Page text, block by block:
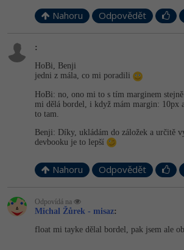
Nahoru Odpovědět
:
HoBi, Benji
jedni z mála, co mi poradili
HoBi: no, ono mi to s tím marginem
mi dělá bordel, i když mám margin: 10px
to tam.
Benji: Díky, ukládám do záložek a určitě
devbooku je to lepší
Nahoru Odpovědět
Odpovídá na
Michal Žůrek - misaz:
float mi tayke dělal bordel, pak jsem ale